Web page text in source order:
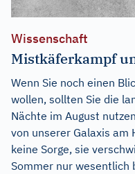
Wissenschaft
Mistkäferkampf
Wenn Sie noch einen
wollen, sollten Sie die
Nächte im August
von unserer Galaxis am
keine Sorge, sie
Sommer nur wesentlich